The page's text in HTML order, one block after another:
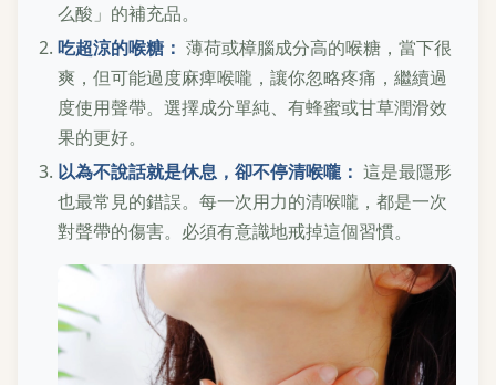
么酸」的補充品。
吃超涼的喉糖： 薄荷或樟腦成分高的喉糖，當下很
爽，但可能過度麻痺喉嚨，讓你忽略疼痛，繼續過
度使用聲帶。選擇成分單純、有蜂蜜或甘草潤滑效
果的更好。
以為不說話就是休息，卻不停清喉嚨： 這是最隱形
也最常見的錯誤。每一次用力的清喉嚨，都是一次
對聲帶的傷害。必須有意識地戒掉這個習慣。